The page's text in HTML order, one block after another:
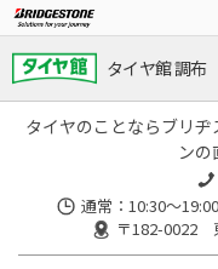
タイヤ館 調布
タイヤのことならブリ
ンの
通常：10:30～
〒182-0022